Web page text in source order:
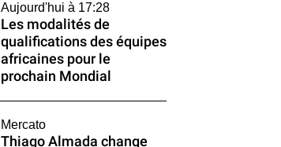
Aujourd'hui à 17:28
Les modalités de
qualifications des équipes
africaines pour le
prochain Mondial
Mercato
Thiago Almada change